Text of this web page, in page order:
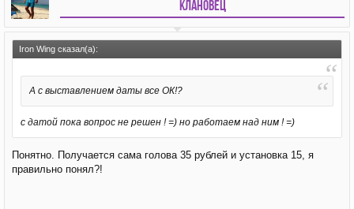
Клановец
Iron Wing сказал(а):
А с выставлением даты все ОК!?
с датой пока вопрос не решен ! =) но работаем над ним ! =)
Понятно. Получается сама голова 35 рублей и установка 15, я
правильно понял?!